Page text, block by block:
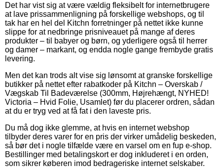
Det har vist sig at være vældig fleksibelt for internetbrugere
at lave prissammenligning på forskellige webshops, og til
tak har en hel del Kitchn forretninger på nettet ikke kunne
slippe for at nedbringe prisniveauet på mange af deres
produkter – til babyer og børn, og yderligere også til herrer
og damer – markant, og endda nogle gange frembyde gratis
levering.
Men det kan trods alt vise sig lønsomt at granske forskellige
butikker på nettet efter rabatkoder på Kitchn – Overskab /
Vægskab Til Badeværelse (300mm, Højrehængt, NYHED!
Victoria – Hvid Folie, Usamlet) før du placerer ordren, sådan
at du er tryg ved at få fat i den laveste pris.
Du må dog ikke glemme, at hvis en internet webshop
tilbyder deres varer for en pris der virker umådelig beskeden,
så bør det i nogle tilfælde være en varsel om en fup e-shop.
Bestillinger med betalingskort er dog inkluderet i en orden,
som sikrer køberen imod bedrageriske internet selskaber.